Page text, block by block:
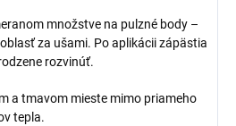
množstve na pulzné body –
za ušami. Po aplikácii zápästia
rozvinúť.
a tmavom mieste mimo priameho
tepla.